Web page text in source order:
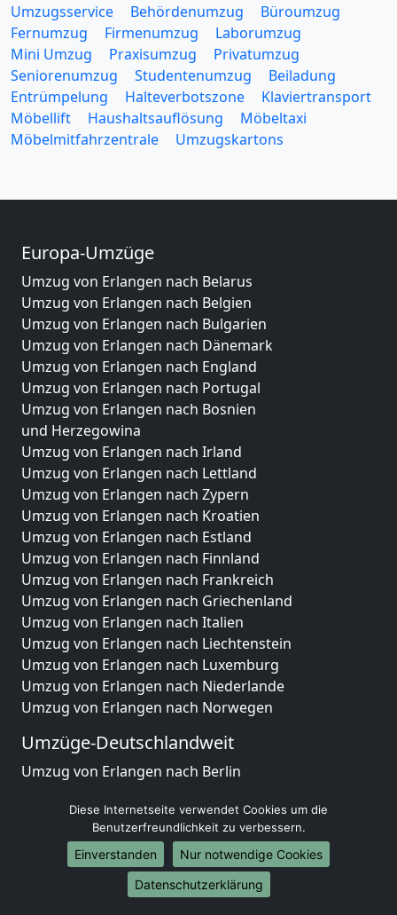
Umzugsservice Behördenumzug
Büroumzug
Fernumzug
Firmenumzug
Laborumzug
Mini Umzug
Praxisumzug
Privatumzug
Seniorenumzug
Studentenumzug
Beiladung
Entrümpelung
Halteverbotszone
Klaviertransport
Möbellift
Haushaltsauflösung
Möbeltaxi
Möbelmitfahrzentrale
Umzugskartons
Europa-Umzüge
Umzug von Erlangen nach Belarus
Umzug von Erlangen nach Belgien
Umzug von Erlangen nach Bulgarien
Umzug von Erlangen nach Dänemark
Umzug von Erlangen nach England
Umzug von Erlangen nach Portugal
Umzug von Erlangen nach Bosnien
und Herzegowina
Umzug von Erlangen nach Irland
Umzug von Erlangen nach Lettland
Umzug von Erlangen nach Zypern
Umzug von Erlangen nach Kroatien
Umzug von Erlangen nach Estland
Umzug von Erlangen nach Finnland
Umzug von Erlangen nach Frankreich
Umzug von Erlangen nach Griechenland
Umzug von Erlangen nach Italien
Umzug von Erlangen nach Liechtenstein
Umzug von Erlangen nach Luxemburg
Umzug von Erlangen nach Niederlande
Umzug von Erlangen nach Norwegen
Umzüge-Deutschlandweit
Umzug von Erlangen nach Berlin
Umzug von Erlangen nach München
Umzug von Erlangen nach Köln
Umzug von Erlangen nach Frankfurt am Main
Umzug von Erlangen nach Stuttgart
Umzug von Erlangen nach Düsseldorf
Diese Internetseite verwendet Cookies um die
Benutzerfreundlichkeit zu verbessern.
Einverstanden
Nur notwendige Cookies
Datenschutzerklärung